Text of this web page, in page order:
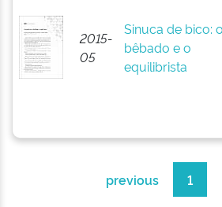
2015-
05
Sinuca de bico: o
bêbado e o
equilibrista
previous 1